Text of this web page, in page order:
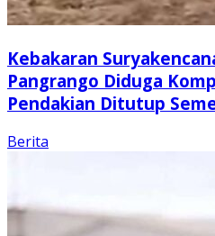
Kebakaran
Pangrango Diduga
Pendakian Ditutup
Berita